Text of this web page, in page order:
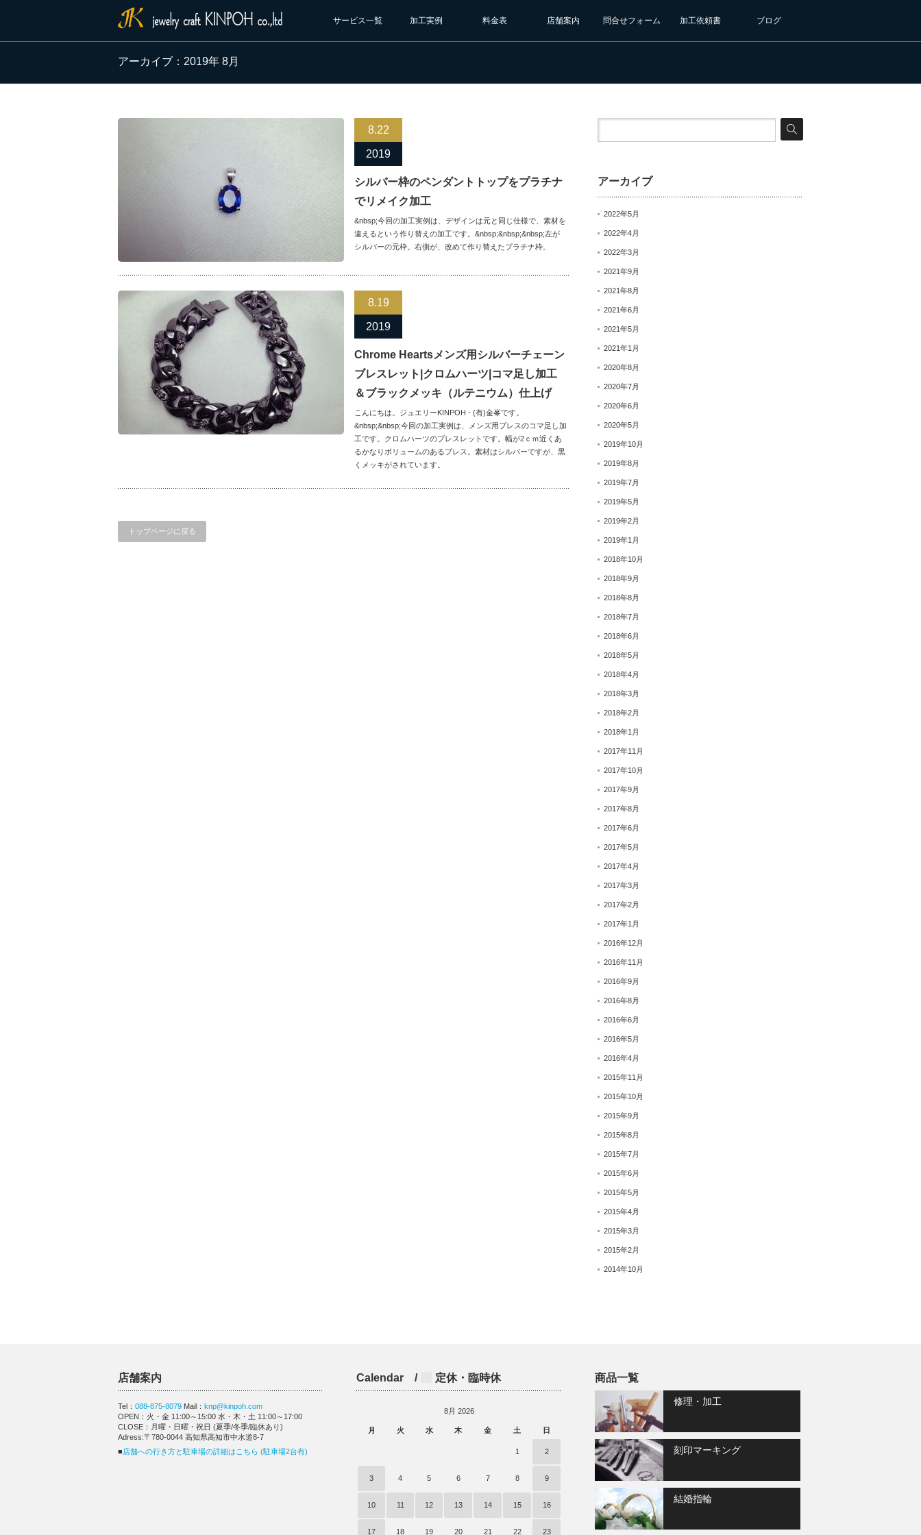
サービス一覧 加工実例 料金表 店舗案内 問合せフォーム 加工依頼書 ブログ
アーカイブ：2019年 8月
8.22
2019
シルバー枠のペンダントトップをプラチナ
でリメイク加工
&nbsp;今回の加工実例は、デザインは元と同じ仕様で、素材を
違えるという作り替えの加工です。&nbsp;&nbsp;&nbsp;左が
シルバーの元枠。右側が、改めて作り替えたプラチナ枠。
8.19
2019
Chrome Heartsメンズ用シルバーチェーン
ブレスレット|クロムハーツ|コマ足し加工
＆ブラックメッキ（ルテニウム）仕上げ
こんにちは。ジュエリーKINPOH - (有)金峯です。
&nbsp;&nbsp;今回の加工実例は、メンズ用ブレスのコマ足し加
工です。クロムハーツのブレスレットです。幅が2ｃｍ近くあ
るかなりボリュームのあるブレス。素材はシルバーですが、黒
くメッキがされています。
トップページに戻る
アーカイブ
2022年5月
2022年4月
2022年3月
2021年9月
2021年8月
2021年6月
2021年5月
2021年1月
2020年8月
2020年7月
2020年6月
2020年5月
2019年10月
2019年8月
2019年7月
2019年5月
2019年2月
2019年1月
2018年10月
2018年9月
2018年8月
2018年7月
2018年6月
2018年5月
2018年4月
2018年3月
2018年2月
2018年1月
2017年11月
2017年10月
2017年9月
2017年8月
2017年6月
2017年5月
2017年4月
2017年3月
2017年2月
2017年1月
2016年12月
2016年11月
2016年9月
2016年8月
2016年6月
2016年5月
2016年4月
2015年11月
2015年10月
2015年9月
2015年8月
2015年7月
2015年6月
2015年5月
2015年4月
2015年3月
2015年2月
2014年10月
店舗案内
Tel： 088-875-8079 Mail： knp@kinpoh.com
OPEN：火・金 11:00～15:00 水・木・土 11:00～17:00
CLOSE：月曜・日曜・祝日 (夏季/冬季/臨休あり)
Adress:〒780-0044 高知県高知市中水道8-7
■店舗への行き方と駐車場の詳細はこちら (駐車場2台有)
Calendar / 定休・臨時休
8月 2026
月 火 水 木 金 土 日
1 2
3 4 5 6 7 8 9
10 11 12 13 14 15 16
17 18 19 20 21 22 23
商品一覧
修理・加工
刻印マーキング
結婚指輪